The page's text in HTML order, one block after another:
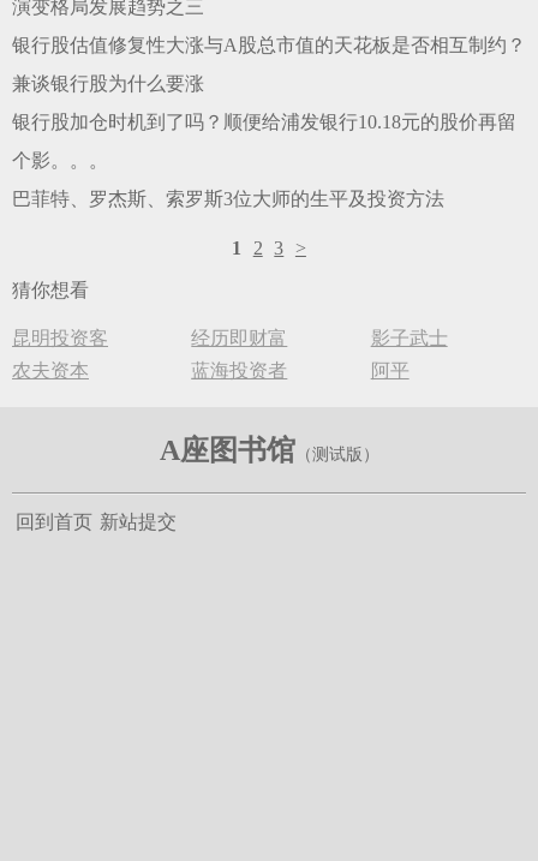
演变格局发展趋势之三
银行股估值修复性大涨与A股总市值的天花板是否相互制约？
兼谈银行股为什么要涨
银行股加仓时机到了吗？顺便给浦发银行10.18元的股价再留
个影。。。
巴菲特、罗杰斯、索罗斯3位大师的生平及投资方法
1 2 3 >
猜你想看
昆明投资客 经历即财富
影子武士
农夫资本
蓝海投资者 阿平
A座图书馆
回到首页 新站提交